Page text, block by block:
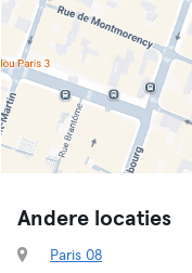
Andere locaties
Paris 08